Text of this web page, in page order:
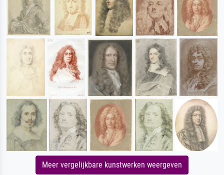
Meer vergelijkbare kunstwerken weergeven